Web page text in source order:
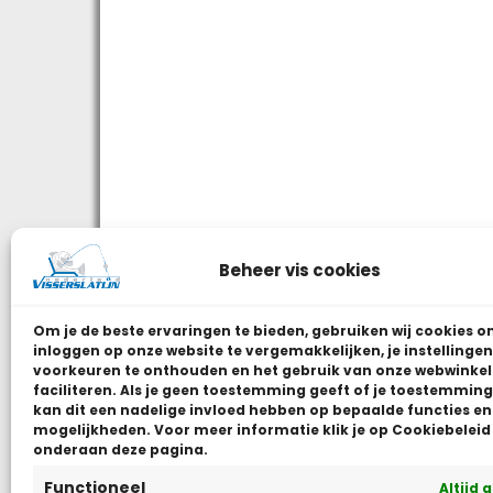
Beheer vis cookies
Om je de beste ervaringen te bieden, gebruiken wij cookies
inloggen op onze website te vergemakkelijken, je
voorkeuren te onthouden en het gebruik van onze
faciliteren. Als je geen toestemming geeft of je
kan dit een nadelige invloed hebben op bepaalde functies en
mogelijkheden. Voor meer informatie klik je op Cookiebeleid
onderaan deze pagina.
Functioneel Altijd